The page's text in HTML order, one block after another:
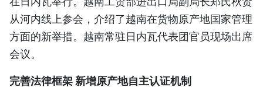
视频
人民报社简介
从河内线上参会，介绍了越南在货物原产地国家管理
方面的新举措。越南常驻日内瓦代表团官员现场出席
会议。
完善法律框架 新增原产地自主认证机制